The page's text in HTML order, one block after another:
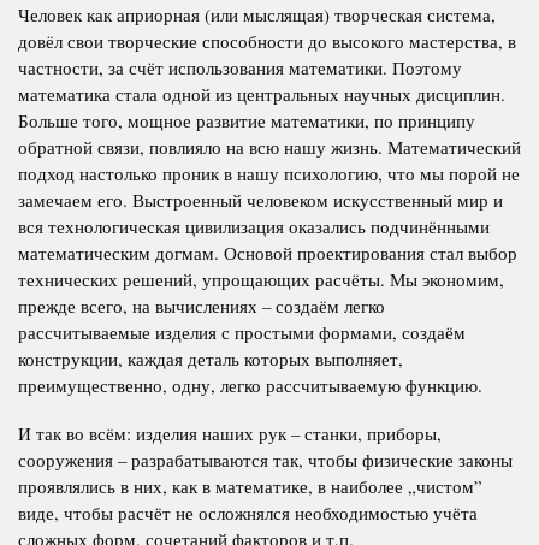
Человек как априорная (или мыслящая) творческая система,
довёл свои творческие способности до высокого мастерства, в
частности, за счёт использования математики. Поэтому
математика стала одной из центральных научных дисциплин.
Больше того, мощное развитие математики, по принципу
обратной связи, повлияло на всю нашу жизнь. Математический
подход настолько проник в нашу психологию, что мы порой не
замечаем его. Выстроенный человеком искусственный мир и
вся технологическая цивилизация оказались подчинёнными
математическим догмам. Основой проектирования стал выбор
технических решений, упрощающих расчёты. Мы экономим,
прежде всего, на вычислениях – создаём легко
рассчитываемые изделия с простыми формами, создаём
конструкции, каждая деталь которых выполняет,
преимущественно, одну, легко рассчитываемую функцию.
И так во всём: изделия наших рук – станки, приборы,
сооружения – разрабатываются так, чтобы физические законы
проявлялись в них, как в математике, в наиболее „чистом”
виде, чтобы расчёт не осложнялся необходимостью учёта
сложных форм, сочетаний факторов и т.п.